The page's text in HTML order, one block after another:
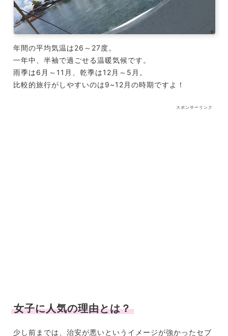
年間の平均気温は26～27度。
一年中、半袖で過ごせる温暖気候です。
雨季は6月～11月、乾季は12月～5月。
比較的旅行がしやすいのは9~12月の時期ですよ！
スポンサーリンク
女子に人気の理由とは？
少し前までは、治安が悪いというイメージが強かったセブ